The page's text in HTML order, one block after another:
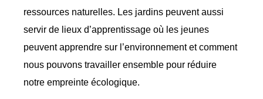
ressources naturelles. Les jardins peuvent aussi
servir de lieux d’apprentissage où les jeunes
peuvent apprendre sur l’environnement et comment
nous pouvons travailler ensemble pour réduire
notre empreinte écologique.